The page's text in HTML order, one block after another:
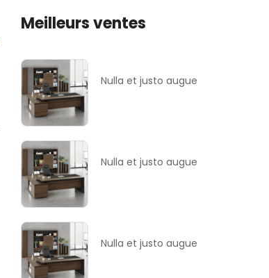
Meilleurs ventes
Nulla et justo augue
Nulla et justo augue
Nulla et justo augue